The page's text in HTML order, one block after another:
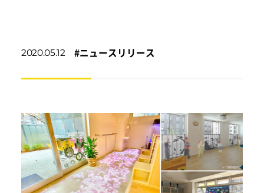
2020.05.12 #ニュースリリース